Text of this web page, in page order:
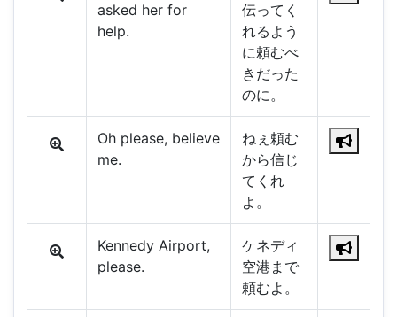
asked her for
help.
伝ってく
れるよう
に頼むべ
きだった
のに。
Oh please, believe
me.
ねぇ頼む
から信じ
てくれ
よ。
Kennedy Airport,
please.
ケネディ
空港まで
頼むよ。